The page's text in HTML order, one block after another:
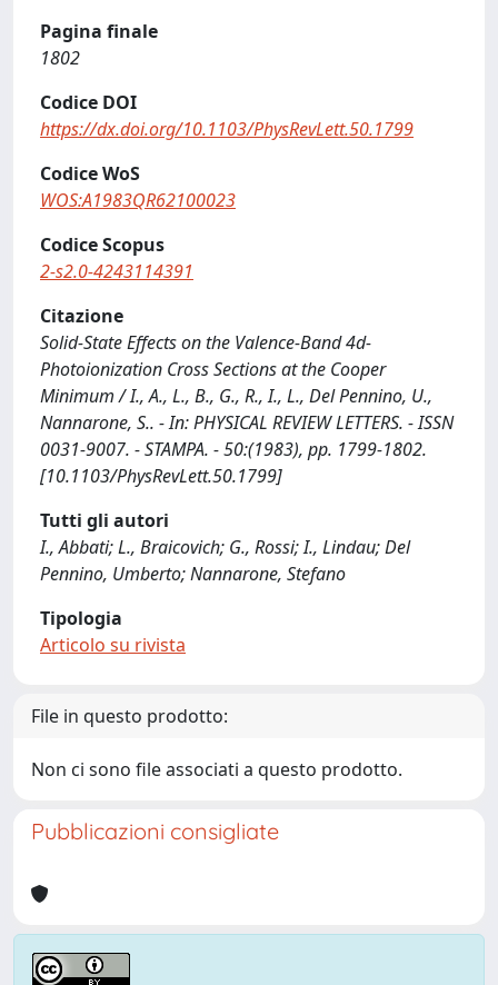
Pagina finale
1802
Codice DOI
https://dx.doi.org/10.1103/PhysRevLett.50.1799
Codice WoS
WOS:A1983QR62100023
Codice Scopus
2-s2.0-4243114391
Citazione
Solid-State Effects on the Valence-Band 4d-
Photoionization Cross Sections at the Cooper
Minimum / I., A., L., B., G., R., I., L., Del Pennino, U.,
Nannarone, S.. - In: PHYSICAL REVIEW LETTERS. - ISSN
0031-9007. - STAMPA. - 50:(1983), pp. 1799-1802.
[10.1103/PhysRevLett.50.1799]
Tutti gli autori
I., Abbati; L., Braicovich; G., Rossi; I., Lindau; Del
Pennino, Umberto; Nannarone, Stefano
Tipologia
Articolo su rivista
File in questo prodotto:
Non ci sono file associati a questo prodotto.
Pubblicazioni consigliate